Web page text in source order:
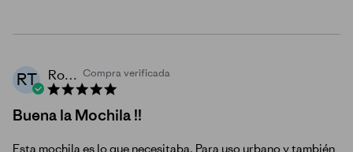
RT Rodrigo T. Compra verificada
Buena la Mochila !!
Esta mochila es lo que necesitaba. Para uso urbano y también